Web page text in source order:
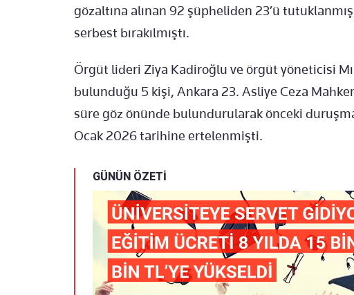
gözaltına alınan 92 şüpheliden 23’ü tutuklanm
serbest bırakılmıştı.
Örgüt lideri Ziya Kadiroğlu ve örgüt yöneticisi M
bulunduğu 5 kişi, Ankara 23. Asliye Ceza
süre göz önünde bulundurularak önceki duru
Ocak 2026 tarihine ertelenmişti.
GÜNÜN ÖZETİ